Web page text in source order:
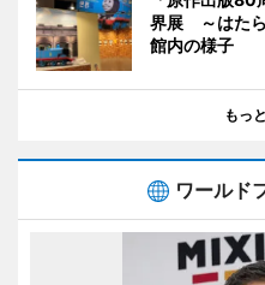
界展 ～はたら
館内の様子
もっ
ワールド